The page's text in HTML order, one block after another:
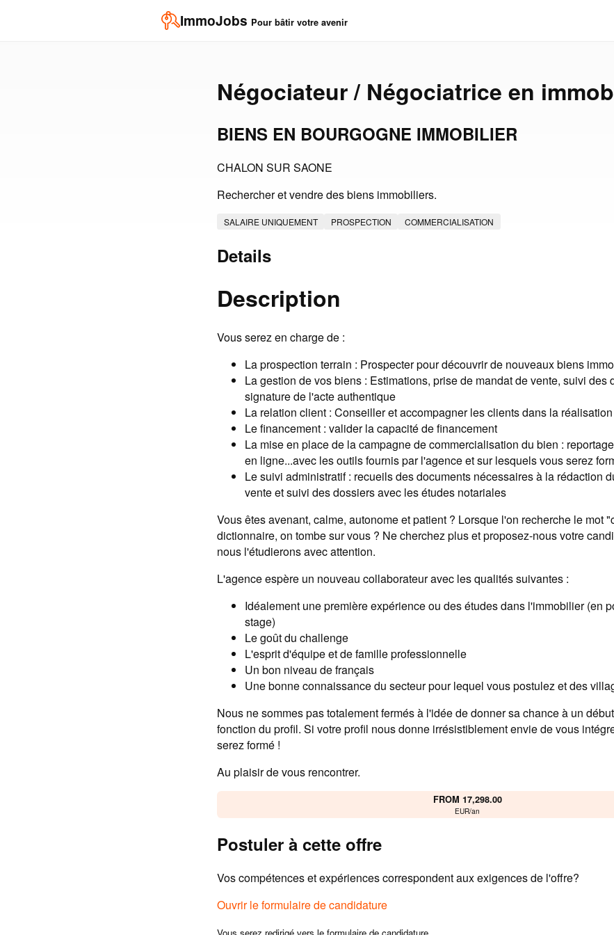
ImmoJobs Pour bâtir votre avenir
Négociateur / Négociatrice en
BIENS EN BOURGOGNE IMMOBILIER
CHALON SUR SAONE
Rechercher et vendre des biens immobiliers.
SALAIRE UNIQUEMENT PROSPECTION COMMERCIALISATION
Details
Description
Vous serez en charge de :
La prospection terrain : Prospecter pour découvrir de nouveaux biens
La gestion de vos biens : Estimations, prise de mandat de vente, suivi des
signature de l'acte authentique
La relation client : Conseiller et accompagner les clients dans la
Le financement : valider la capacité de financement
La mise en place de la campagne de commercialisation du bien :
en ligne...avec les outils fournis par l'agence et sur lesquels vous serez
Le suivi administratif : recueils des documents nécessaires à la rédaction
vente et suivi des dossiers avec les études notariales
Vous êtes avenant, calme, autonome et patient ? Lorsque l'on recherche le mot
dictionnaire, on tombe sur vous ? Ne cherchez plus et proposez-nous votre
nous l'étudierons avec attention.
L'agence espère un nouveau collaborateur avec les qualités suivantes :
Idéalement une première expérience ou des études dans l'immobilier (en
stage)
Le goût du challenge
L'esprit d'équipe et de famille professionnelle
Un bon niveau de français
Une bonne connaissance du secteur pour lequel vous postulez et des
Nous ne sommes pas totalement fermés à l'idée de donner sa chance à un
fonction du profil. Si votre profil nous donne irrésistiblement envie de vous
serez formé !
Au plaisir de vous rencontrer.
FROM 17,298.00
EUR/an
Postuler à cette offre
Vos compétences et expériences correspondent aux exigences de l'offre?
Ouvrir le formulaire de candidature